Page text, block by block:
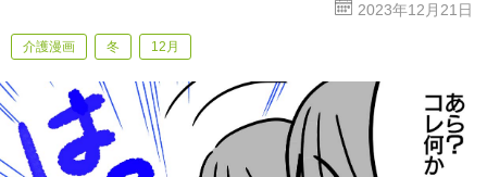
2023年12月21日
介護漫画 冬 12月